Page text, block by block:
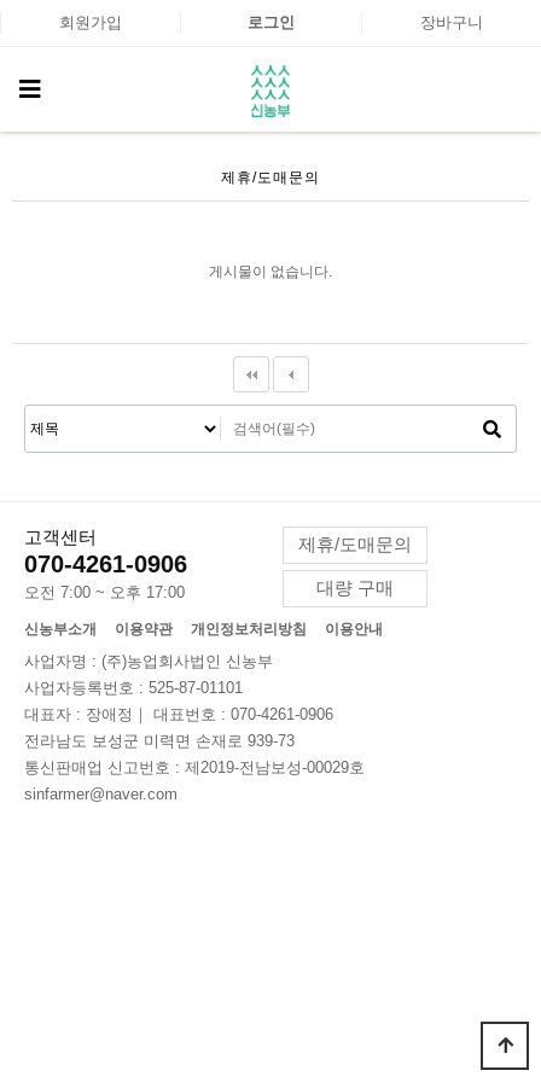
회원가입 로그인 장바구니
제휴/도매문의
게시물이 없습니다.
고객센터
070-4261-0906
오전 7:00 ~ 오후 17:00
제휴/도매문의
대량 구매
신농부소개 이용약관 개인정보처리방침 이용안내
사업자명 : (주)농업회사법인 신농부
사업자등록번호 : 525-87-01101
대표자 : 장애정｜ 대표번호 : 070-4261-0906
전라남도 보성군 미력면 손재로 939-73
통신판매업 신고번호 : 제2019-전남보성-00029호
sinfarmer@naver.com